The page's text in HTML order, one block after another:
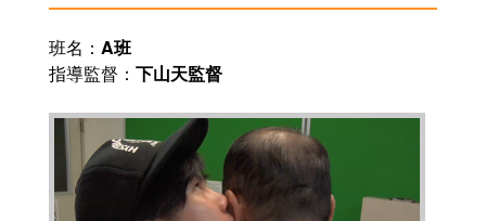
班名： A班
指導監督： 下山天監督